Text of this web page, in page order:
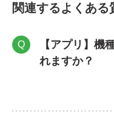
関連するよくある
Q
【アプリ】機
れますか？